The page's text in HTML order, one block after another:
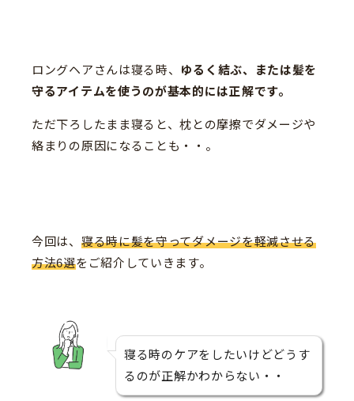
ロングヘアさんは寝る時、 ゆるく結ぶ、または髪を
守るアイテムを使うのが基本的には正解です。
ただ下ろしたまま寝ると、枕との摩擦でダメージや
絡まりの原因になることも・・。
今回は、 寝る時に髪を守ってダメージを軽減させる
方法6選をご紹介していきます。
寝る時のケアをしたいけどどうす
るのが正解かわからない・・